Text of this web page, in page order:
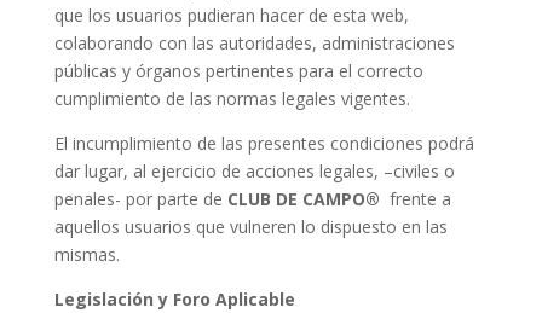
que los usuarios pudieran hacer de esta web,
colaborando con las autoridades, administraciones
públicas y órganos pertinentes para el correcto
cumplimiento de las normas legales vigentes.
El incumplimiento de las presentes condiciones podrá
dar lugar, al ejercicio de acciones legales, –civiles o
penales- por parte de CLUB DE CAMPO® frente a
aquellos usuarios que vulneren lo dispuesto en las
mismas.
Legislación y Foro Aplicable